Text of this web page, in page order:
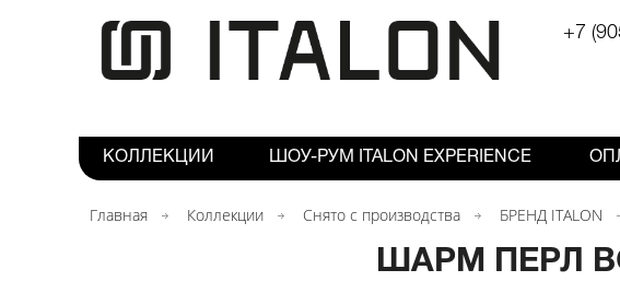
+7
КОЛЛЕКЦИИ ШОУ-РУМ ITALON EXPERIENCE
Главная Коллекции Снято с производства БРЕНД ITALON
ШАРМ ПЕРЛ